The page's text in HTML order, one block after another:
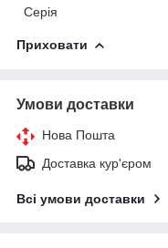
Серія
Приховати
Умови доставки
Нова Пошта
Доставка кур'єром
Всі умови доставки